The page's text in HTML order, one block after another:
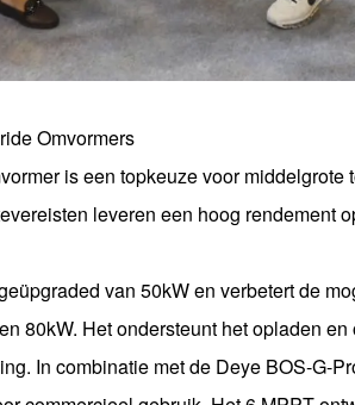
Omvormers
is een topkeuze voor
leveren een hoog rendement
van 50kW en verbetert de
80kW. Het ondersteunt het opladen
In combinatie met de Deye BOS-G-